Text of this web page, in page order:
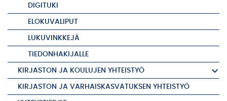
DIGITUKI
ELOKUVALIPUT
LUKUVINKKEJÄ
TIEDONHAKIJALLE
KIRJASTON JA KOULUJEN YHTEISTYÖ
KIRJASTON JA VARHAISKASVATUKSEN YHTEISTYÖ